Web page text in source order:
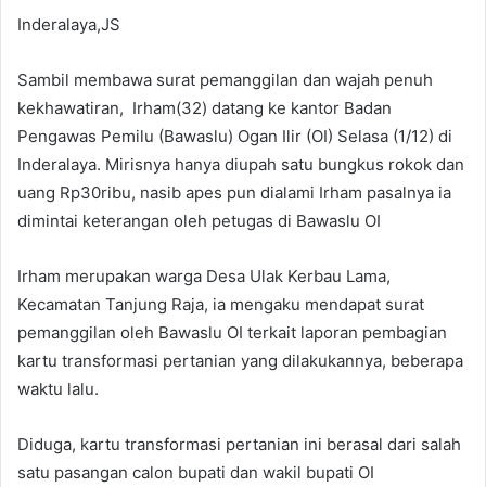
Inderalaya,JS
Sambil membawa surat pemanggilan dan wajah penuh
kekhawatiran, Irham(32) datang ke kantor Badan
Pengawas Pemilu (Bawaslu) Ogan Ilir (OI) Selasa (1/12) di
Inderalaya. Mirisnya hanya diupah satu bungkus rokok dan
uang Rp30ribu, nasib apes pun dialami Irham pasalnya ia
dimintai keterangan oleh petugas di Bawaslu OI
Irham merupakan warga Desa Ulak Kerbau Lama,
Kecamatan Tanjung Raja, ia mengaku mendapat surat
pemanggilan oleh Bawaslu OI terkait laporan pembagian
kartu transformasi pertanian yang dilakukannya, beberapa
waktu lalu.
Diduga, kartu transformasi pertanian ini berasal dari salah
satu pasangan calon bupati dan wakil bupati OI